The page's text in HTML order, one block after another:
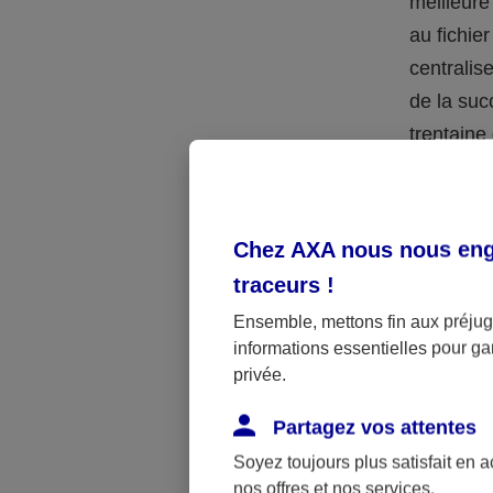
au
de la
le
Le
témoins.
Le
Chez AXA nous nous
traceurs !
Ensemble, mettons fin aux
informations essentielles pour
privée.
Partagez vos attentes
Soyez toujours plus satisfait en
nos offres et nos services.